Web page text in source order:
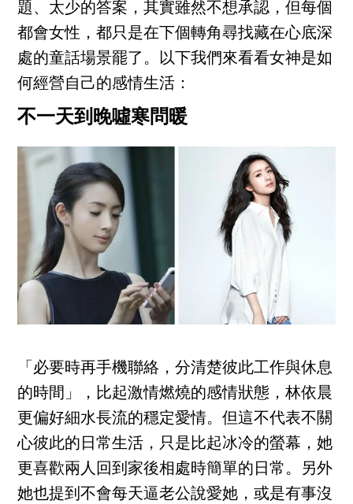
題、太少的答案，其實雖然不想承認，但每個
都會女性，都只是在下個轉角尋找藏在心底深
處的童話場景罷了。以下我們來看看女神是如
何經營自己的感情生活：
不一天到晚噓寒問暖
「必要時再手機聯絡，分清楚彼此工作與休息
的時間」，比起激情燃燒的感情狀態，林依晨
更偏好細水長流的穩定愛情。但這不代表不關
心彼此的日常生活，只是比起冰冷的螢幕，她
更喜歡兩人回到家後相處時簡單的日常。另外
她也提到不會每天逼老公說愛她，或是有事沒